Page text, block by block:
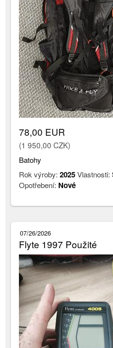
78,00 EUR
(1 950,00 CZK)
Batohy
Rok výroby:2025Vlastnosti:
Opotřebení: Nové
07/26/2026
Flyte 1997 Použité